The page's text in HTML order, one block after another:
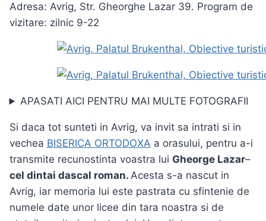
Adresa: Avrig, Str. Gheorghe Lazar 39. Program de
vizitare: zilnic 9-22
APASATI AICI PENTRU MAI MULTE FOTOGRAFII
Si daca tot sunteti in Avrig, va invit sa intrati si in
vechea BISERICA ORTODOXA a orasului, pentru a-i
transmite recunostinta voastra lui Gheorge Lazar–
cel dintai dascal roman. Acesta s-a nascut in
Avrig, iar memoria lui este pastrata cu sfintenie de
numele date unor licee din tara noastra si de